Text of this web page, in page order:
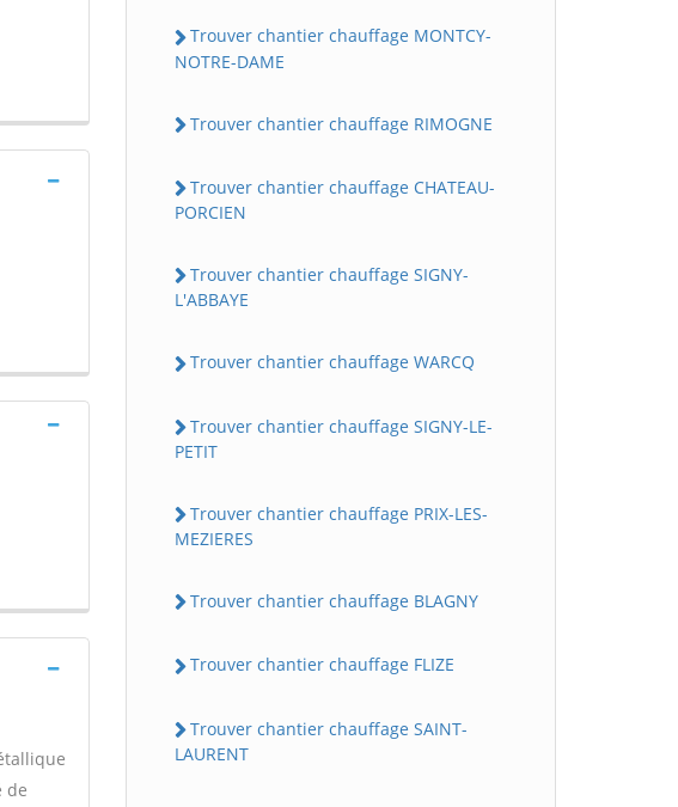
de
Trouver chantier chauffage MONTCY-
NOTRE-DAME
Trouver chantier chauffage RIMOGNE
Trouver chantier chauffage CHATEAU-
PORCIEN
Trouver chantier chauffage SIGNY-
L'ABBAYE
Trouver chantier chauffage WARCQ
Trouver chantier chauffage SIGNY-LE-
PETIT
Trouver chantier chauffage PRIX-LES-
MEZIERES
Trouver chantier chauffage BLAGNY
Trouver chantier chauffage FLIZE
Trouver chantier chauffage SAINT-
LAURENT